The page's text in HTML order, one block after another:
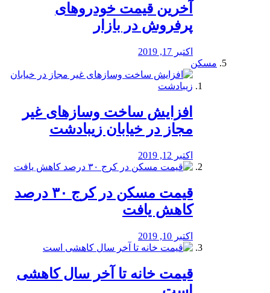
آخرین قیمت خودرو‌های
پرفروش در بازار
اکتبر 17, 2019
مسکن
افزایش ساخت وسازهای غیر
مجاز در خیابان زیبادشت
اکتبر 12, 2019
️قیمت مسکن در کرج ۳۰ درصد
کاهش یافت
اکتبر 10, 2019
قیمت خانه تا آخر سال کاهشی